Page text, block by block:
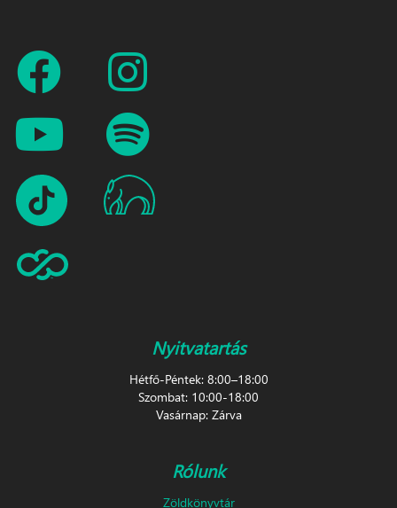
Nyitvatartás
Hétfő-Péntek: 8:00–18:00
Szombat: 10:00-18:00
Vasárnap: Zárva
Rólunk
Zöldkönyvtár